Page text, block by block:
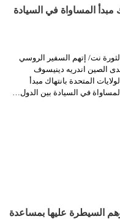
المساواة في السيادة
نت/ إتهم السفير الروسي
الصين اندريه دينيسوف
المتحدة بانتهاك مبدأ
في السيادة بين الدول…
السيطرة عليها بمساعدة